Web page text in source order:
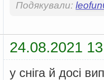
Подякували:
24.08.2021
у сніга й досі